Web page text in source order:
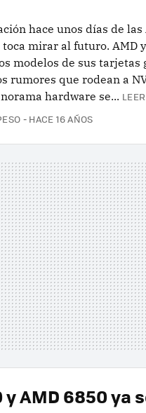
hace unos días de las
toca mirar al futuro. AMD
modelos de sus tarjetas
rumores que rodean a
hardware se...
HACE 16 AÑOS
y AMD 6850 ya